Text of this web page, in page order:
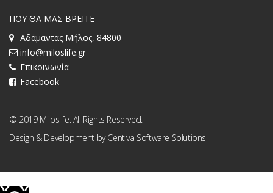
ΠΟΥ ΘΑ ΜΑΣ ΒΡΕΙΤΕ
Αδάμαντας Μήλος, 84800
info@miloslife.gr
Επικοινωνία
Facebook
© 2019 Miloslife. All Rights Reserved.
Design & Development byCentiva Software Solutions